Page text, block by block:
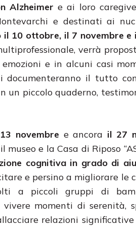
Alzheimer e ai loro
e destinati ai
10 ottobre, il 7 novembre e
verrà
e in alcuni casi
documenteranno il tutto
un piccolo quaderno,
novembre e ancora il 27
museo e la Casa di Riposo
cognitiva in grado di
e persino a migliorare le
a piccoli gruppi di
momenti di serenità,
relazioni